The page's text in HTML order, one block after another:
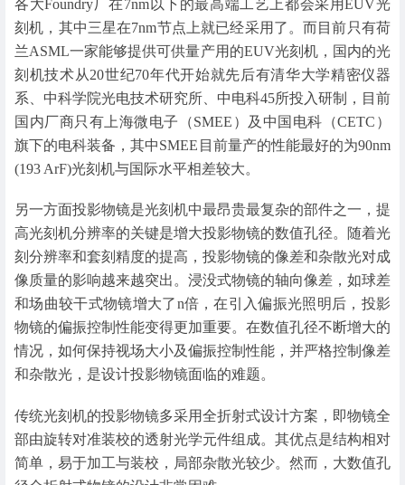
各大Foundry厂在7nm以下的最高端工艺上都会采用EUV光
刻机，其中三星在7nm节点上就已经采用了。而目前只有荷
兰ASML一家能够提供可供量产用的EUV光刻机，国内的光
刻机技术从20世纪70年代开始就先后有清华大学精密仪器
系、中科学院光电技术研究所、中电科45所投入研制，目前
国内厂商只有上海微电子（SMEE）及中国电科（CETC）
旗下的电科装备，其中SMEE目前量产的性能最好的为90nm
(193 ArF)光刻机与国际水平相差较大。
另一方面投影物镜是光刻机中最昂贵最复杂的部件之一，提
高光刻机分辨率的关键是增大投影物镜的数值孔径。随着光
刻分辨率和套刻精度的提高，投影物镜的像差和杂散光对成
像质量的影响越来越突出。浸没式物镜的轴向像差，如球差
和场曲较干式物镜增大了n倍，在引入偏振光照明后，投影
物镜的偏振控制性能变得更加重要。在数值孔径不断增大的
情况，如何保持视场大小及偏振控制性能，并严格控制像差
和杂散光，是设计投影物镜面临的难题。
传统光刻机的投影物镜多采用全折射式设计方案，即物镜全
部由旋转对准装校的透射光学元件组成。其优点是结构相对
简单，易于加工与装校，局部杂散光较少。然而，大数值孔